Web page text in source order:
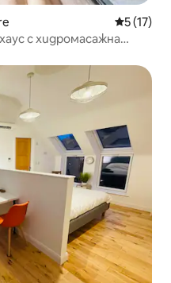
Средна
5 (17)
с хидромасажна